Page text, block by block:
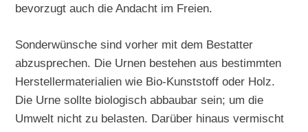
bevorzugt auch die Andacht im Freien.
Sonderwünsche sind vorher mit dem Bestatter
abzusprechen. Die Urnen bestehen aus bestimmten
Herstellermaterialien wie Bio-Kunststoff oder Holz.
Die Urne sollte biologisch abbaubar sein; um die
Umwelt nicht zu belasten. Darüber hinaus vermischt